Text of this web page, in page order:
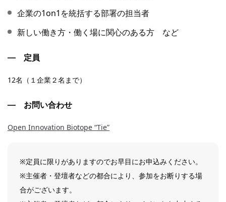
企業の1on1を統括する部署の担当者
新しい働き方・働く場に関心のある方 など
定員
12名（１企業２名まで）
お問い合わせ
Open Innovation Biotope “Tie”
※定員に限りがありますのでお早目にお申込みください。
※主催者・登壇者などの都合により、参加をお断りする場
合がございます。